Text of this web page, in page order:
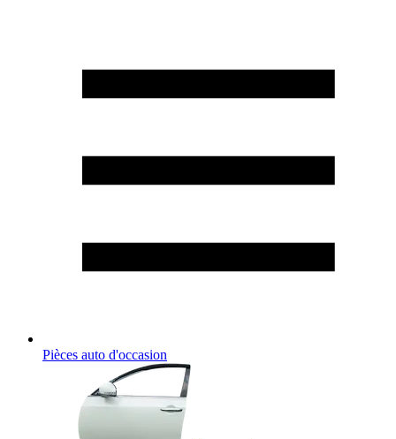
Pièces auto d'occasion